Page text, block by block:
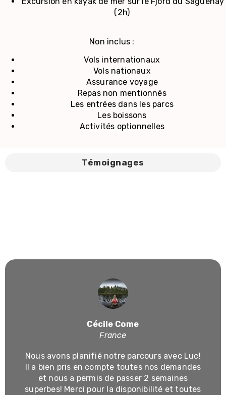
(2h)
Non inclus :
Vols internationaux
Vols nationaux
Assurance voyage
Repas non mentionnés
Les entrées dans les parcs
Les boissons
Activités optionnelles
Témoignages
Cécile Come
France
Nous avons planifié notre parcours avec Luc!
Il a bien pris en compte toutes nos demandes
et nous a permis de passer 2 semaines
superbes! Merci pour la disponibilité et toutes